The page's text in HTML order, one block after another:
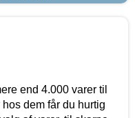
end 4.000 varer til
dem får du hurtig